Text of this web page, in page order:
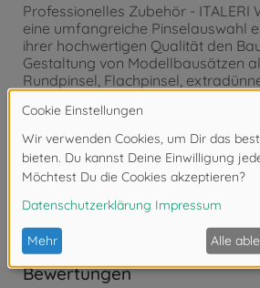
Professionelles Zubehör - ITALERI
eine umfangreiche Pinselauswahl
ihrer hochwertigen Qualität den
Gestaltung von Modellbausätzen
Rundpinsel, Flachpinsel,
präzise Helfer wie Seitenschneider,
Pinzetten, mit ITALERI Zubehör
Spaß.
Achtung!Nicht geeignet
Jahren. Erstickungsgefahr
Bewertungen